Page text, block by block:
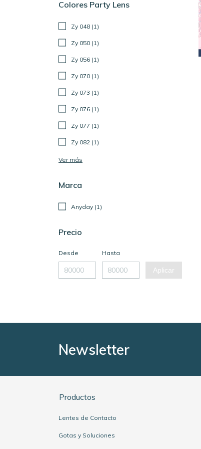
Colores Party Lens
Zy 048 (1)
Zy 050 (1)
Zy 056 (1)
Zy 070 (1)
Zy 073 (1)
Zy 076 (1)
Zy 077 (1)
Zy 082 (1)
Ver más
Marca
Anyday (1)
Precio
Desde Hasta
Aplicar
Newsletter
Productos
Lentes de Contacto
Gotas y Soluciones